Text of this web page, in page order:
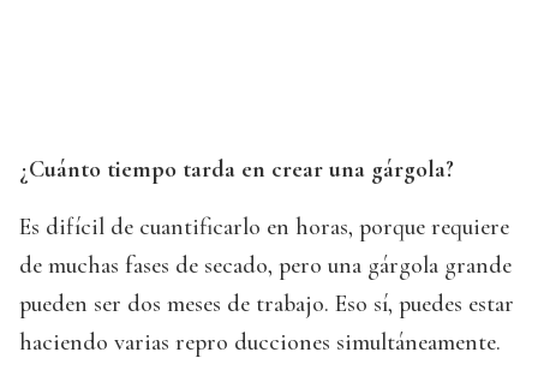
¿Cuánto tiempo tarda en crear una gárgola?
Es difícil de cuantificarlo en horas, porque requiere
de muchas fases de secado, pero una gárgola grande
pueden ser dos meses de trabajo. Eso sí, puedes estar
haciendo varias repro ducciones simultáneamente.